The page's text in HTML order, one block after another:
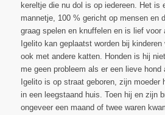
kereltje die nu dol is op iedereen. Het is
mannetje, 100 % gericht op mensen en
graag spelen en knuffelen en is lief voor
Igelito kan geplaatst worden bij
ook met andere katten. Honden is hij
me geen probleem als er een lieve hond
Igelito is op straat geboren, zijn moeder
in een leegstaand huis. Toen hij en zijn
ongeveer een maand of twee waren